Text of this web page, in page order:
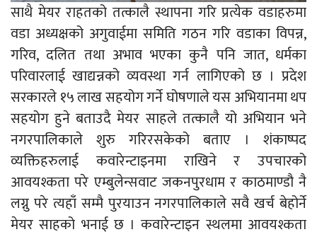
साथै मेयर राहतको तत्कालै स्थापना गरि प्रत्येक वडाहरुमा
वडा अध्यक्षको अगुवाईमा समिति गठन गरि वडाका विपन्न,
गरिव, दलित तथा अभाव भएका कुनै पनि जात, धर्मका
परिवारलाई खाद्यन्नको व्यवस्था गर्न लागिएको छ । प्रदेश
सरकारले १५ लाख सहयोग गर्ने घोषणाले यस अभियानमा थप
सहयोग हुने बताउदै मेयर साहले तत्कालै यो अभियान भने
नगरपालिकाले शुरु गरिरसकेको बताए । शंकाष्पद
व्यक्तिहरुलाई कवारेन्टाइनमा राखिने र उपचारको
आवयश्कता परे एम्बुलेन्सवाट जकनपुरधाम र काठमाण्डौ नै
लग्नु परे त्यहाँ सम्मै पुरयाउन नगरपालिकाले सवै खर्च बेहोर्ने
मेयर साहको भनाई छ । कवारेन्टाइन स्थलमा आवयश्कता